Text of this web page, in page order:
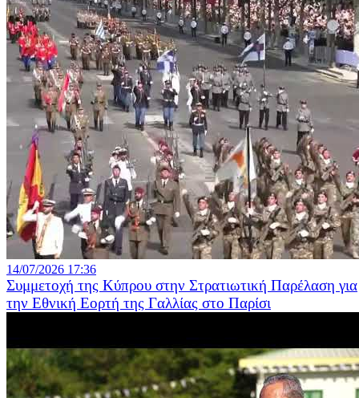
14/07/2026 17:36
Συμμετοχή της Κύπρου στην Στρατιωτική Παρέλαση για
την Εθνική Εορτή της Γαλλίας στο Παρίσι